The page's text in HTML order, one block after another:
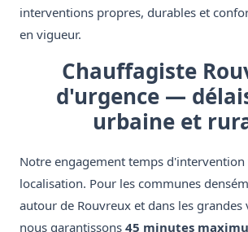
interventions propres, durables et
en vigueur.
Chauffagiste
d'urgence —
urbaine et
Notre engagement temps
localisation. Pour les communes
autour de Rouvreux et dans les grandes
nous garantissons 45 minutes